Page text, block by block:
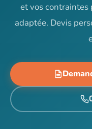
et vos contraintes
adaptée. Devis